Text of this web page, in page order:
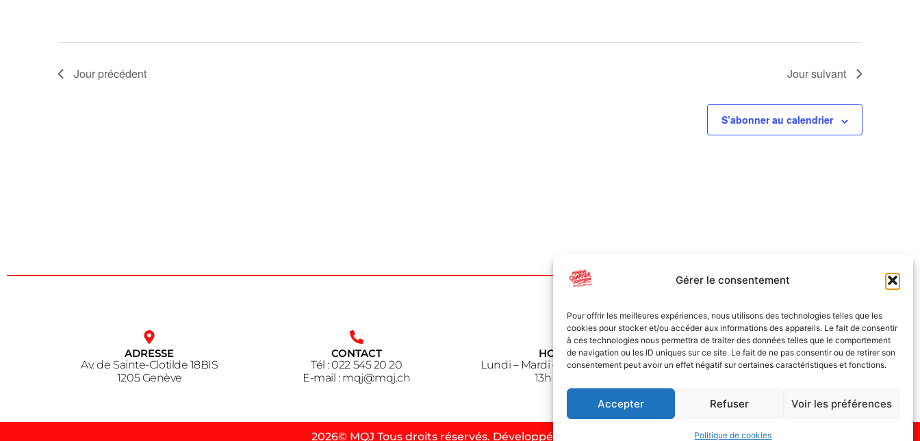
Gérer le consentement
Pour offrir les meilleures expériences, nous utilisons des technologies telles que les
cookies pour stocker et/ou accéder aux informations des appareils. Le fait de consentir
à ces technologies nous permettra de traiter des données telles que le comportement
de navigation ou les ID uniques sur ce site. Le fait de ne pas consentir ou de retirer son
consentement peut avoir un effet négatif sur certaines caractéristiques et fonctions.
Accepter Refuser Voir les préférences
Politique de cookies
Jour précédent Jour suivant
S’abonner au calendrier
ADRESSE
Av. de Sainte-Clotilde 18BIS
1205 Genève
CONTACT
Tél : 022 545 20 20
E-mail : mqj@mqj.ch
HORAIRE
Lundi – Mardi – Jeudi – Vendredi
13h à 18h30
NOUS SUIVRE
2026© MQJ Tous droits réservés. Développé par HSPC